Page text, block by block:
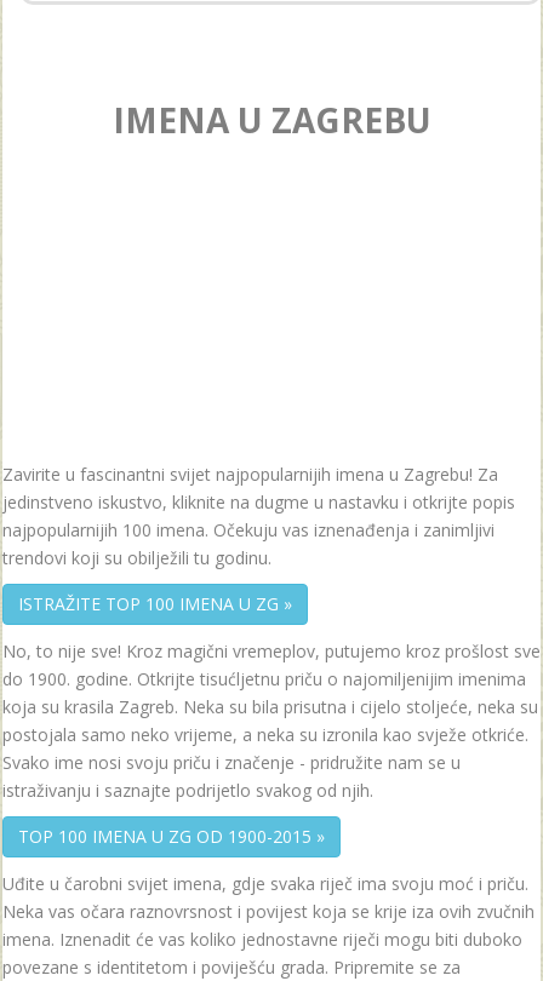
IMENA U ZAGREBU
Zavirite u fascinantni svijet najpopularnijih imena u Zagrebu! Za
jedinstveno iskustvo, kliknite na dugme u nastavku i otkrijte popis
najpopularnijih 100 imena. Očekuju vas iznenađenja i zanimljivi
trendovi koji su obilježili tu godinu.
ISTRAŽITE TOP 100 IMENA U ZG »
No, to nije sve! Kroz magični vremeplov, putujemo kroz prošlost sve
do 1900. godine. Otkrijte tisućljetnu priču o najomiljenijim imenima
koja su krasila Zagreb. Neka su bila prisutna i cijelo stoljeće, neka su
postojala samo neko vrijeme, a neka su izronila kao svježe otkriće.
Svako ime nosi svoju priču i značenje - pridružite nam se u
istraživanju i saznajte podrijetlo svakog od njih.
TOP 100 IMENA U ZG OD 1900-2015 »
Uđite u čarobni svijet imena, gdje svaka riječ ima svoju moć i priču.
Neka vas očara raznovrsnost i povijest koja se krije iza ovih zvučnih
imena. Iznenadit će vas koliko jednostavne riječi mogu biti duboko
povezane s identitetom i poviješću grada. Pripremite se za